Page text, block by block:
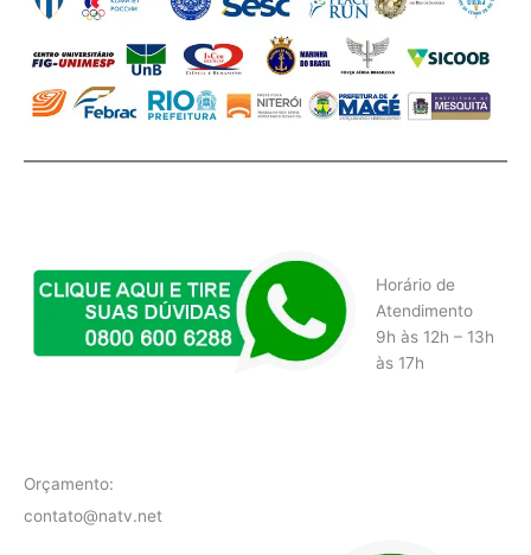
Horário de
Atendimento
9h às 12h – 13h
às 17h
Orçamento:
contato@natv.net